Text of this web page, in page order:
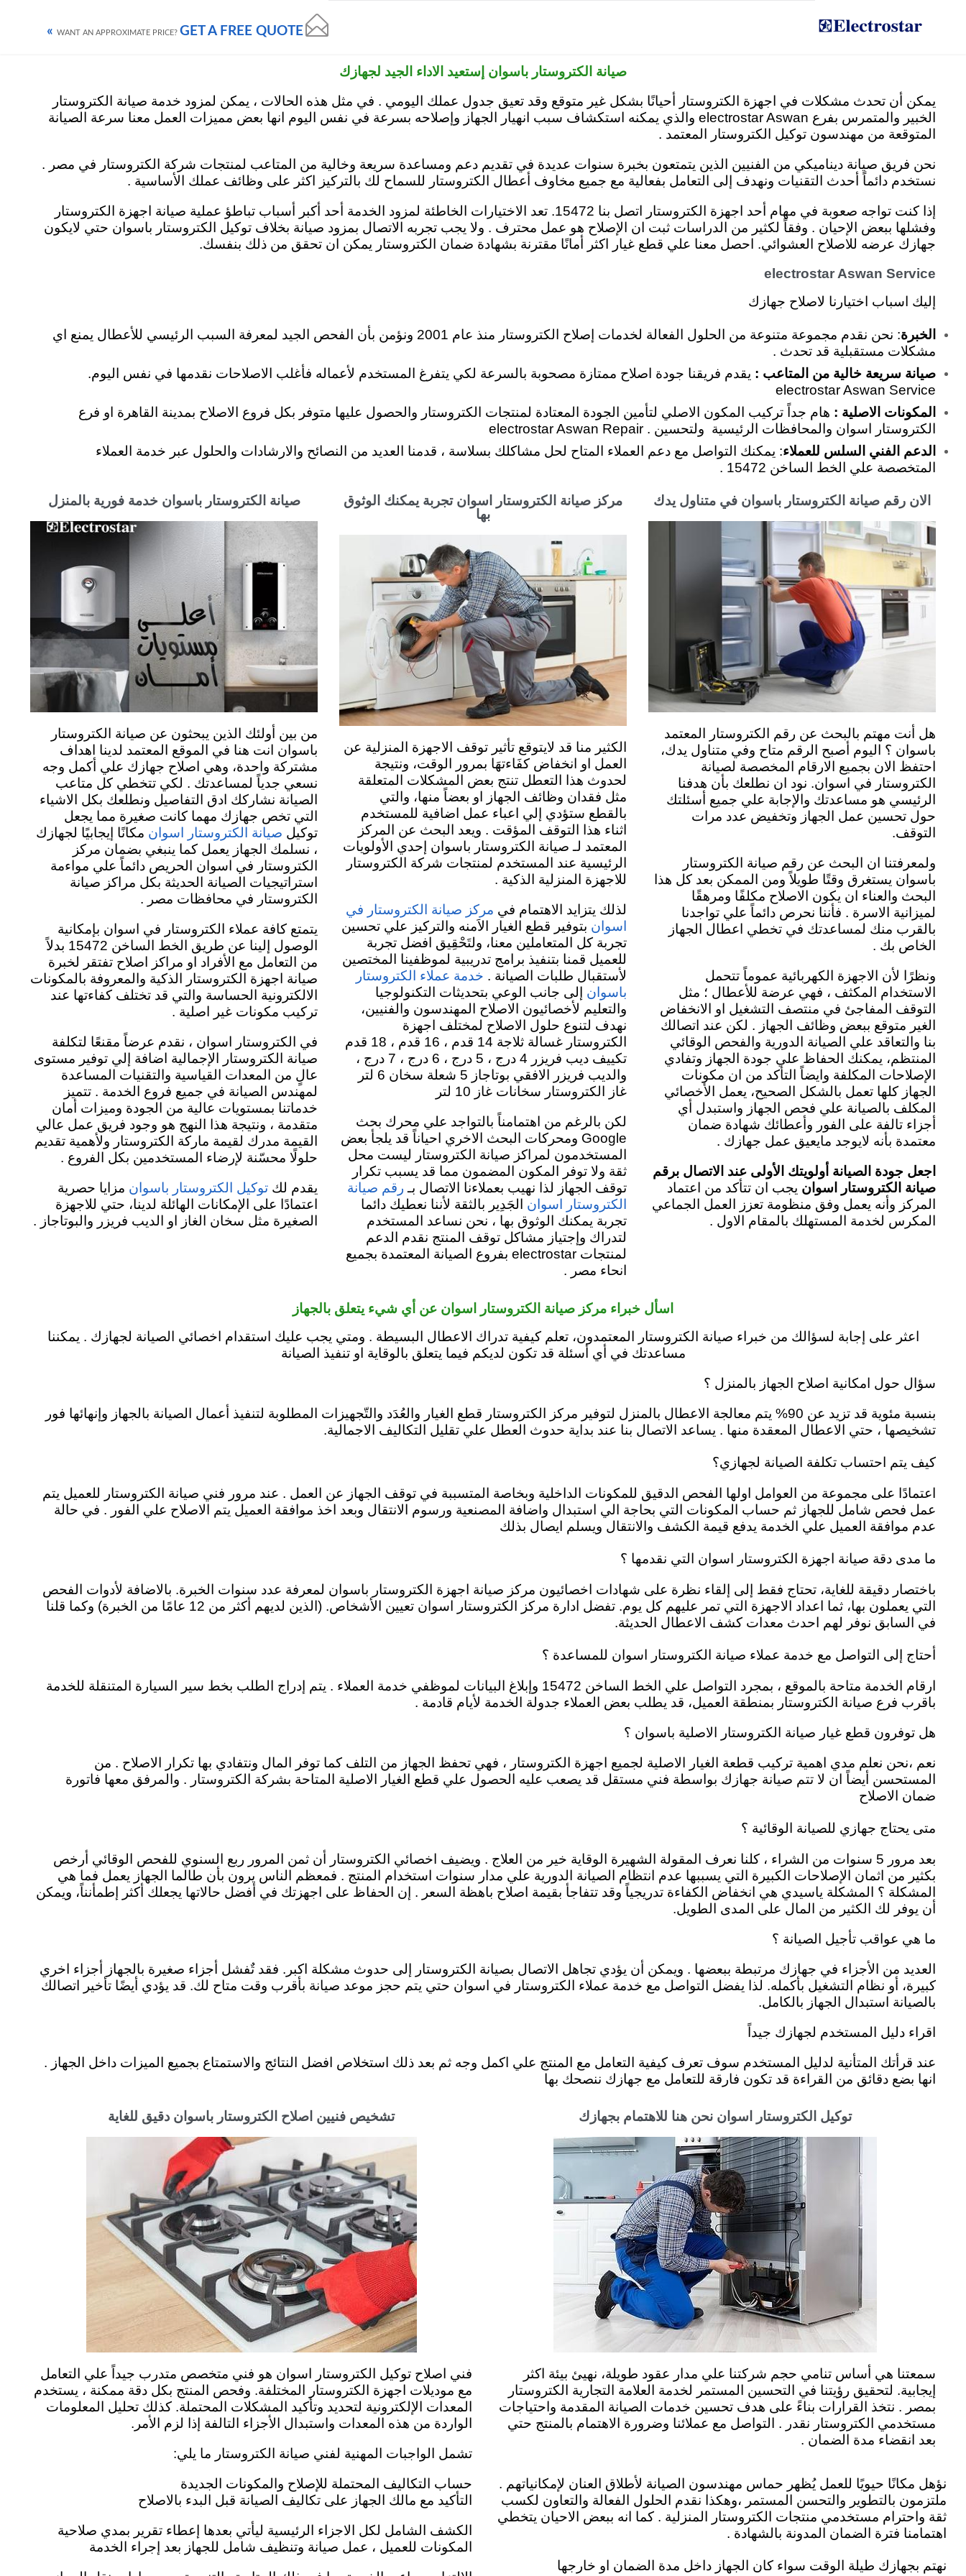
Skip

GET A FREE QUOTE »
صيانة الكتروستار باسوان إستعيد الاداء الجيد لجهازك
يمكن أن تحدث مشكلات في اجهزة الكتروستار أحيانًا بشكل غير متوقع وقد تعيق جدول عملك اليومي . في مثل هذه الحالات ، يمكن لمزود خدمة صيانة الكتروستار
الخبير والمتمرس بفرع electrostar Aswan والذي يمكنه استكشاف سبب انهيار الجهاز وإصلاحه بسرعة في نفس اليوم انها بعض مميزات العمل معنا سرعة الصيانة
المتوقعة من مهندسون توكيل الكتروستار المعتمد .
نحن فريق صيانة ديناميكي من الفنيين الذين يتمتعون بخبرة سنوات عديدة في تقديم دعم ومساعدة سريعة وخالية من المتاعب لمنتجات شركة الكتروستار في مصر .
نستخدم دائماً أحدث التقنيات ونهدف إلى التعامل بفعالية مع جميع مخاوف أعطال الكتروستار للسماح لك بالتركيز اكثر على وظائف عملك الأساسية .
إذا كنت تواجه صعوبة في مهام أحد اجهزة الكتروستار اتصل بنا 15472. تعد الاختيارات الخاطئة لمزود الخدمة أحد أكبر أسباب تباطؤ عملية صيانة اجهزة الكتروستار
وفشلها ببعض الإحيان . وفقاً لكثير من الدراسات ثبت ان الإصلاح هو عمل محترف . ولا يجب تجربه الاتصال بمزود صيانة بخلاف توكيل الكتروستار باسوان حتي لايكون
جهازك عرضه للاصلاح العشوائي. احصل معنا علي قطع غيار اكثر أمانًا مقترنة بشهادة ضمان الكتروستار يمكن ان تحقق من ذلك بنفسك.
electrostar Aswan Service
إليك اسباب اختيارنا لاصلاح جهازك
الخبرة
: نحن نقدم مجموعة متنوعة من الحلول الفعالة لخدمات إصلاح الكتروستار منذ عام 2001 ونؤمن بأن الفحص الجيد لمعرفة السبب الرئيسي للأعطال يمنع اي
مشكلات مستقبلية قد تحدث .
صيانة سريعة خالية من المتاعب : يقدم فريقنا جودة اصلاح ممتازة مصحوبة بالسرعة لكي يتفرغ المستخدم لأعماله فأغلب الاصلاحات نقدمها في نفس اليوم.
electrostar Aswan Service
المكونات الاصلية : هام جداً تركيب المكون الاصلي لتأمين الجودة المعتادة لمنتجات الكتروستار والحصول عليها متوفر بكل فروع الاصلاح بمدينة القاهرة او فرع
الكتروستار اسوان والمحافظات الرئيسية ولتحسين . electrostar Aswan Repair
الدعم الفني السلس للعملاء: يمكنك التواصل مع دعم العملاء المتاح لحل مشاكلك بسلاسة ، قدمنا العديد من النصائح والارشادات والحلول عبر خدمة العملاء
المتخصصة علي الخط الساخن 15472 .
صيانة الكتروستار باسوان خدمة فورية بالمنزل
من بين أولئك الذين يبحثون عن صيانة الكتروستار
باسوان انت هنا في الموقع المعتمد لدينا اهداف
مشتركة واحدة، وهي اصلاح جهازك علي أكمل وجه
نسعي جدياً لمساعدتك . لكي تتخطي كل متاعب
الصيانة نشاركك ادق التفاصيل ونطلعك بكل الاشياء
التي تخص جهازك مهما كانت صغيرة مما يجعل
توكيل صيانة الكتروستار اسوان مكانًا إيجابيًا لجهازك
، نسلمك الجهاز يعمل كما ينبغي بضمان مركز
الكتروستار في اسوان الحريص دائماً علي مواءمة
استراتيجيات الصيانة الحديثة بكل مراكز صيانة
الكتروستار في محافظات مصر .
يتمتع كافة عملاء الكتروستار في اسوان بإمكانية
الوصول إلينا عن طريق الخط الساخن 15472 بدلاً
من التعامل مع الأفراد او مراكز اصلاح تفتقر لخبرة
صيانة اجهزة الكتروستار الذكية والمعروفة بالمكونات
الالكترونية الحساسة والتي قد تختلف كفاءتها عند
تركيب مكونات غير اصلية .
في الكتروستار اسوان ، نقدم عرضاً مقنعًا لتكلفة
صيانة الكتروستار الإجمالية اضافة إلي توفير مستوى
عالٍ من المعدات القياسية والتقنيات المساعدة
لمهندس الصيانة في جميع فروع الخدمة . تتميز
خدماتنا بمستويات عالية من الجودة وميزات أمان
متقدمة ، ونتيجة هذا النهج هو وجود فريق عمل عالي
القيمة مدرك لقيمة ماركة الكتروستار ولأهمية تقديم
حلولًا محسّنة لإرضاء المستخدمين بكل الفروع .
يقدم لك توكيل الكتروستار باسوان مزايا حصرية
اعتمادًا على الإمكانات الهائلة لدينا، حتي للاجهزة
الصغيرة مثل سخان الغاز او الديب فريزر والبوتاجاز .
مركز صيانة الكتروستار اسوان تجربة يمكنك الوثوق
بها
الكثير منا قد لايتوقع تأثير توقف الاجهزة المنزلية عن
العمل او انخفاض كفَاءتهَا بمرور الوقت، ونتيجة
لحدوث هذا التعطل تنتج بعض المشكلات المتعلقة
مثل فقدان وظائف الجهاز او بعضاً منها، والتي
بالقطع ستؤدي إلي اعباء عمل اضافية للمستخدم
اثناء هذا التوقف المؤقت . ويعد البحث عن المركز
المعتمد لـ صيانة الكتروستار باسوان إحدي الأولويات
الرئيسية عند المستخدم لمنتجات شركة الكتروستار
للاجهزة المنزلية الذكية .
لذلك يتزايد الاهتمام في مركز صيانة الكتروستار في
اسوان بتوفير قطع الغيار الاَمنه والتركيز علي تحسين
تجربة كل المتعاملين معنا، ولتَحْقِيق افضل تجربة
للعميل قمنا بتنفيذ برامج تدريبية لموظفينا المختصين
لأستقبال طلبات الصيانة . خدمة عملاء الكتروستار
باسوان
إلى جانب الوعي بتحديثات التكنولوجيا
والتعليم لأخصائيون الاصلاح المهندسون والفنيين،
نهدف لتنوع حلول الاصلاح لمختلف اجهزة
الكتروستار غسالة ثلاجة 14 قدم ، 16 قدم ، 18 قدم
تكييف ديب فريزر 4 درج ، 5 درج ، 6 درج ، 7 درج ،
والديب فريزر الافقي بوتاجاز 5 شعلة سخان 6 لتر
غاز الكتروستار سخانات غاز 10 لتر
لكن بالرغم من اهتمامناً بالتواجد علي محرك بحث
Google ومحركات البحث الاخري احياناً قد يلجأ بعض
المستخدمون لمراكز صيانة الكتروستار ليست محل
ثقة ولا توفر المكون المضمون مما قد يسبب تكرار
توقف الجهاز لذا نهيب بعملاءنا الاتصال بـ رقم صيانة
الكتروستار اسوان
الجَدِير بالثقة لأننا نعطيك دائما
تجربة يمكنك الوثوق بها ، نحن نساعد المستخدم
لتدراك وإجتياز مشاكل توقف المنتج نقدم
الدعم
لمنتجات electrostar بفروع الصيانة المعتمدة بجميع
انحاء مصر .
الان رقم صيانة الكتروستار باسوان في متناول يدك
هل أنت مهتم بالبحث عن رقم الكتروستار المعتمد
باسوان ؟ اليوم أصبح الرقم متاح وفي متناول يدك،
احتفظ الان بجميع الارقام المخصصة لصيانة
الكتروستار في اسوان. نود ان نطلعك بأن هدفنا
الرئيسي هو مساعدتك والإجابة علي جميع أسئلتك
حول تحسين عمل الجهاز وتخفيض عدد مرات
التوقف.
ولمعرفتنا ان البحث عن رقم صيانة الكتروستار
باسوان يستغرق وقتًا طويلاً ومن الممكن بعد كل هذا
البحث والعناء ان يكون الاصلاح مكلفًا ومرهقًا
لميزانية الاسرة . فأننا نحرص دائماً علي تواجدنا
بالقرب منك لمساعدتك في تخطي اعطال الجهاز
الخاص بك .
ونظرًا لأن الاجهزة الكهربائية عموماً تتحمل
الاستخدام المكثف ، فهي عرضة للأعطال ؛ مثل
التوقف المفاجئ في منتصف التشغيل او الانخفاض
الغير متوقع ببعض وظائف الجهاز . لكن عند اتصالك
بنا والتعاقد علي الصيانة الدورية والفحص الوقائي
المنتظم، يمكنك الحفاظ علي جودة الجهاز وتفادي
الإصلاحات المكلفة وايضاً التأكد من ان مكونات
الجهاز كلها تعمل بالشكل الصحيح، يعمل الأخصائي
المكلف بالصيانة علي فحص الجهاز واستبدل أي
أجزاء تالفة على الفور وأعطائك شهادة ضمان
معتمدة بأنه لايوجد مايعيق عمل جهازك .
اجعل جودة الصيانة أولويتك الأولى عند الاتصال برقم
صيانة الكتروستار اسوان يجب ان تتأكد من اعتماد
المركز وأنه يعمل وفق منظومة تعزز العمل الجماعي
المكرس لخدمة المستهلك بالمقام الاول .
اسأل خبراء مركز صيانة الكتروستار اسوان عن أي شيء يتعلق بالجهاز
اعثر على إجابة لسؤالك من خبراء صيانة الكتروستار المعتمدون، تعلم كيفية تدراك الاعطال البسيطة . ومتي يجب عليك استقدام اخصائي الصيانة لجهازك . يمكننا
مساعدتك في أي أسئلة قد تكون لديكم فيما يتعلق بالوقاية او تنفيذ الصيانة
سؤال حول امكانية اصلاح الجهاز بالمنزل ؟
بنسبة مئوية قد تزيد عن 90% يتم معالجة الاعطال بالمنزل لتوفير مركز الكتروستار قطع الغيار والعُدَد والتّجهيزات المطلوبة لتنفيذ أعمال الصيانة بالجهاز
وإنهائها فور
تشخيصها ، حتي الاعطال المعقدة منها . يساعد الاتصال بنا عند بداية حدوث العطل علي تقليل التكاليف الاجمالية.
كيف يتم احتساب تكلفة الصيانة لجهازي؟
اعتمادًا على مجموعة من العوامل اولها الفحص الدقيق للمكونات الداخلية وبخاصة المتسببة في توقف الجهاز عن العمل . عند مرور فني صيانة الكتروستار للعميل يتم
عمل فحص شامل للجهاز ثم حساب المكونات التي بحاجة الي استبدال واضافة المصنعية ورسوم الانتقال وبعد اخذ موافقة العميل يتم الاصلاح علي الفور . في حالة
عدم موافقة العميل علي الخدمة يدفع قيمة الكشف والانتقال ويسلم ايصال بذلك
ما مدى دقة صيانة اجهزة الكتروستار اسوان التي نقدمها ؟
باختصار دقيقة للغاية، تحتاج فقط إلى إلقاء نظرة على شهادات اخصائيون مركز صيانة اجهزة الكتروستار باسوان لمعرفة عدد سنوات الخبرة. بالاضافة لأدوات الفحص
التي يعملون بها، ثما اعداد الاجهزة التي تمر عليهم كل يوم. تفضل ادارة مركز الكتروستار اسوان تعيين الأشخاص. (الذين لديهم أكثر من 12 عامًا من الخبرة) وكما قلنا
في السابق نوفر لهم احدث معدات كشف الاعطال الحديثة.
أحتاج إلى التواصل مع خدمة عملاء صيانة الكتروستار اسوان للمساعدة ؟
ارقام الخدمة متاحة بالموقع ، بمجرد التواصل علي الخط الساخن 15472 وإبلاغ البيانات لموظفي خدمة العملاء . يتم إدراج الطلب بخط سير السيارة المتنقلة للخدمة
باقرب فرع صيانة الكتروستار بمنطقة العميل، قد يطلب بعض العملاء جدولة الخدمة لأيام قادمة .
هل توفرون قطع غيار صيانة الكتروستار الاصلية باسوان ؟
نعم ،نحن نعلم مدي اهمية تركيب قطعة الغيار الاصلية لجميع اجهزة الكتروستار ، فهي تحفظ الجهاز من التلف كما توفر المال ونتفادي بها تكرار الاصلاح . من
المستحسن أيضاً ان لا تتم صيانة جهازك بواسطة فني مستقل قد يصعب عليه الحصول علي قطع الغيار الاصلية المتاحة بشركة الكتروستار . والمرفق معها فاتورة
ضمان الاصلاح
متى يحتاج جهازي للصيانة الوقائية ؟
بعد مرور 5 سنوات من الشراء ، كلنا نعرف المقولة الشهيرة الوقاية خير من العلاج . ويضيف اخصائي الكتروستار أن ثمن المرور ربع السنوي للفحص الوقائي أرخص
بكثير من اثمان الإصلاحات الكبيرة التي يسببها عدم انتظام الصيانة الدورية علي مدار سنوات استخدام المنتج . فمعظم الناس يرون بأن طالما الجهاز يعمل فما هي
المشكلة ؟ المشكلة ياسيدي هي انخفاض الكفاءة تدريجياً وقد تتفاجأ بقيمة اصلاح باهظة السعر . إن الحفاظ على اجهزتك في أفضل حالاتها يجعلك أكثر إطمأنناً، ويمكن
أن يوفر لك الكثير من المال على المدى الطويل.
ما هي عواقب تأجيل الصيانة ؟
العديد من الأجزاء في جهازك مرتبطة ببعضها . ويمكن أن يؤدي تجاهل الاتصال بصيانة الكتروستار إلى حدوث مشكلة اكبر. فقد تٌفشل أجزاء صغيرة بالجهاز أجزاء اخري
كبيرة، أو نظام التشغيل بأكمله. لذا يفضل التواصل مع خدمة عملاء الكتروستار في اسوان حتي يتم حجز موعد صيانة بأقرب وقت متاح لك. قد يؤدي أيضًا تأخير اتصالك
بالصيانة استبدال الجهاز بالكامل.
اقراء دليل المستخدم لجهازك جيداً
عند قرأتك المتأنية لدليل المستخدم سوف تعرف كيفية التعامل مع المنتج علي اكمل وجه ثم بعد ذلك استخلاص افضل النتائج والاستمتاع بجميع الميزات داخل الجهاز .
انها بضع دقائق من القراءة قد تكون فارقة للتعامل مع جهازك ننصحك بها
تشخيص فنيين اصلاح الكتروستار باسوان دقيق للغاية
فني اصلاح توكيل الكتروستار اسوان هو فني متخصص متدرب جيداً علي التعامل
مع موديلات اجهزة الكتروستار المختلفة. وفحص المنتج بكل دقة ممكنة ، يستخدم
المعدات الإلكترونية لتحديد وتأكيد المشكلات المحتملة. كذلك تحليل المعلومات
الواردة من هذه المعدات واستبدال الأجزاء التالفة إذا لزم الأمر.
تشمل الواجبات المهنية لفني صيانة الكتروستار ما يلي:
حساب التكاليف المحتملة للإصلاح والمكونات الجديدة
التأكيد مع مالك الجهاز على تكاليف الصيانة قبل البدء بالاصلاح
الكشف الشامل لكل الاجزاء الرئيسية ليأتي بعدها إعطاء تقرير بمدي صلاحية
المكونات للعميل ، عمل صيانة وتنظيف شامل للجهاز بعد إجراء الخدمة
توكيل الكتروستار اسوان نحن هنا للاهتمام بجهازك
سمعتنا هي أساس تنامي حجم شركتنا علي مدار عقود طويلة، نهيئ بيئة اكثر
إيجابية. لتحقيق رؤيتنا في التحسين المستمر لخدمة العلامة التجارية الكتروستار
بمصر . نتخذ القرارات بناءً على هدف تحسين خدمات الصيانة المقدمة واحتياجات
مستخدمي الكتروستار نقدر . التواصل مع عملائنا وضرورة الاهتمام بالمنتج حتي
بعد انقضاء مدة الضمان .
نؤهل مكانًا حيويًا للعمل يُظهر حماس مهندسون الصيانة لأطلاق العنان لإمكانياتهم .
ملتزمون بالتطوير والتحسن المستمر ،وهكذا نقدم الحلول الفعالة والتعاون لكسب
ثقة واحترام مستخدمي منتجات الكتروستار المنزلية . كما انه ببعض الاحيان يتخطي
اهتمامنا فترة الضمان المدونة بالشهادة .
نهتم بجهازك طيلة الوقت سواء كان الجهاز داخل مدة الضمان او خارجها
مركز صيانة غسالات الكتروستار مركز صيانة بوتاجاز الكتروستار contact us